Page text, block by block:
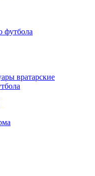
футбола
вратарские